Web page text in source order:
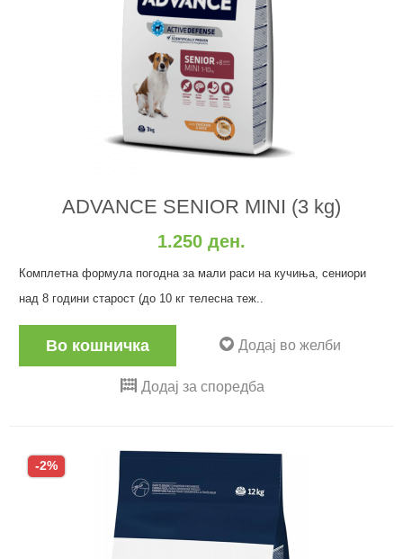
ADVANCE SENIOR MINI (3 kg)
1.250 ден.
Комплетна формула погодна за мали раси на кучиња, сениори
над 8 години старост (до 10 кг телесна теж..
Во кошничка Додај во желби
Додај за споредба
-2%